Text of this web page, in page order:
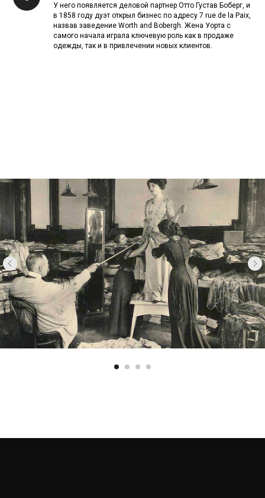
У него появляется деловой партнер Отто Густав Боберг, и
в 1858 году дуэт открыл бизнес по адресу 7 rue de la Paix,
назвав заведение Worth and Bobergh. Жена Уорта с
самого начала играла ключевую роль как в продаже
одежды, так и в привлечении новых клиентов.